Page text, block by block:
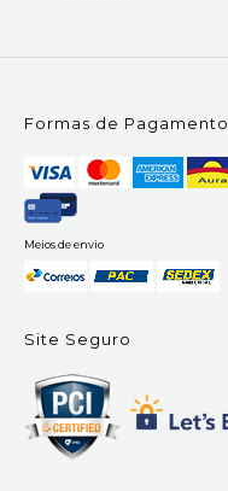
Formas de Pagamento
Meios de envio
Site Seguro